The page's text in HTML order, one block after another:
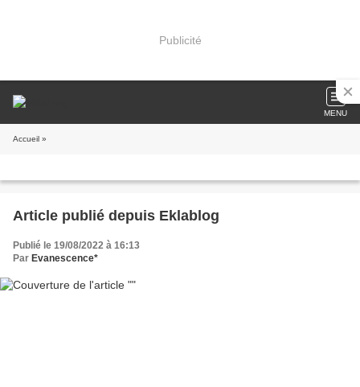
Publicité
MENU
Accueil »
Article publié depuis Eklablog
Publié le 19/08/2022 à 16:13
Par Evanescence*